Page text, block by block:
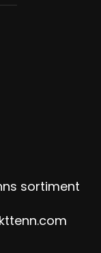
sortiment